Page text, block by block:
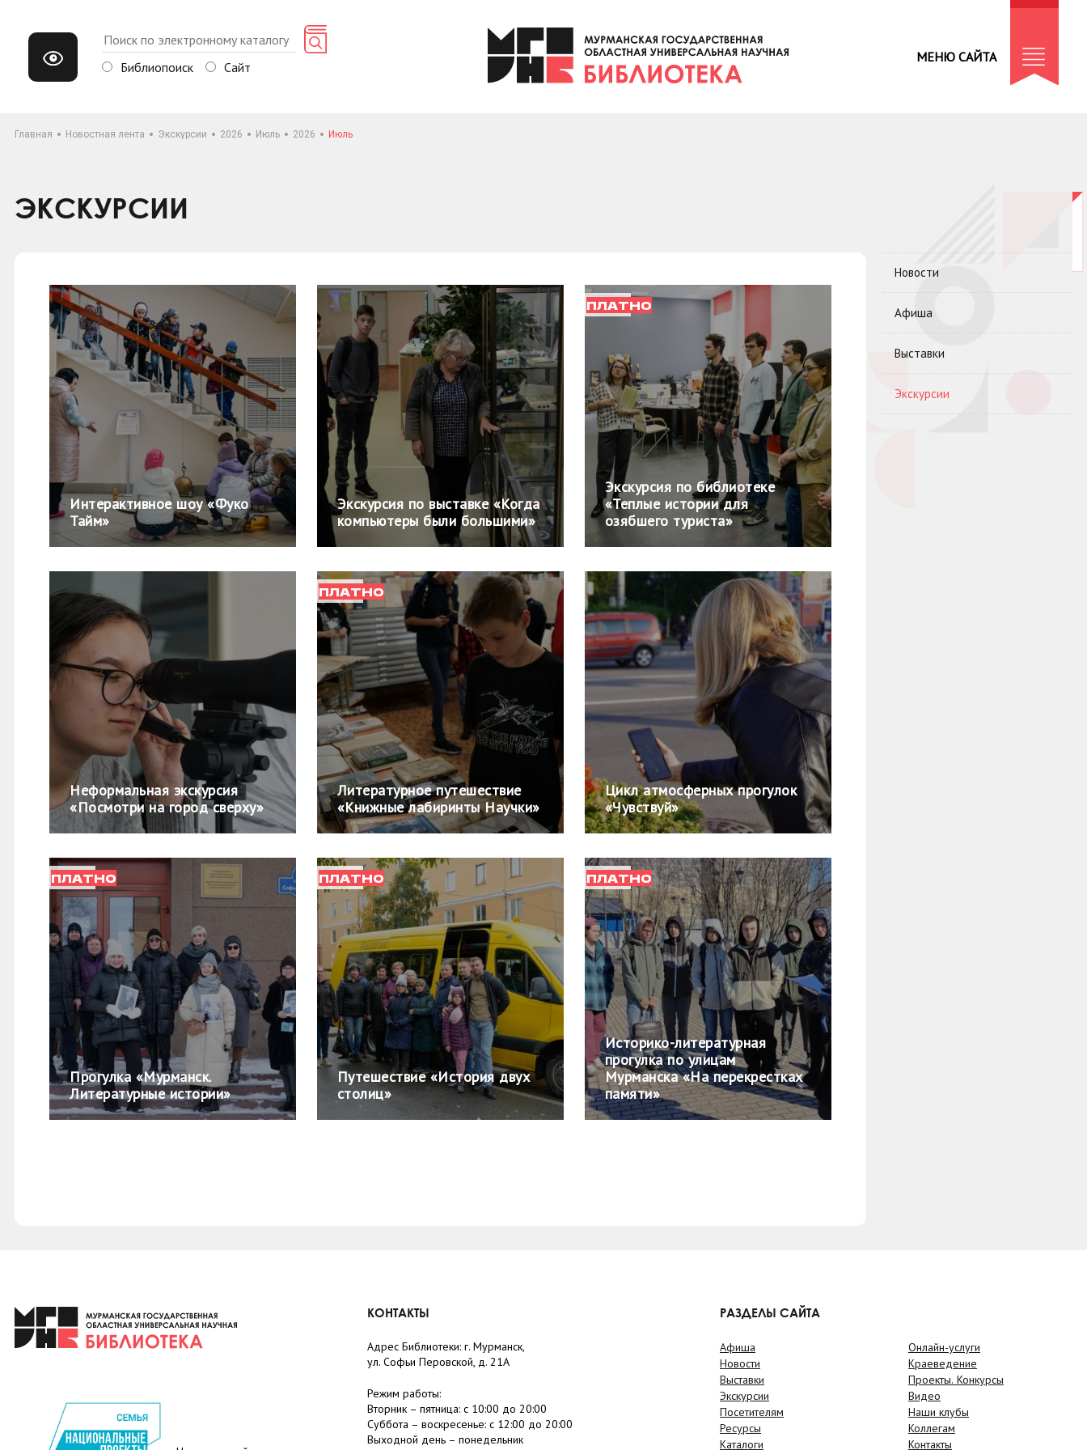
Библиопоиск Сайт
МЕНЮ САЙТА
Главная Новостная лента Экскурсии 2026 Июль 2026 Июль
ЭКСКУРСИИ
Интерактивное шоу «Фуко
Тайм»
Экскурсия по выставке «Когда
компьютеры были большими»
ПЛАТНО
Экскурсия по библиотеке
«Теплые истории для
озябшего туриста»
Неформальная экскурсия
«Посмотри на город сверху»
ПЛАТНО
Литературное путешествие
«Книжные лабиринты Научки»
Цикл атмосферных прогулок
«Чувствуй»
ПЛАТНО
Прогулка «Мурманск.
Литературные истории»
ПЛАТНО
Путешествие «История двух
столиц»
ПЛАТНО
Историко-литературная
прогулка по улицам
Мурманска «На перекрестках
памяти»
Новости
Афиша
Выставки
Экскурсии
КОНТАКТЫ
Адрес Библиотеки: г. Мурманск,
ул. Софьи Перовской, д. 21А
Режим работы:
Вторник – пятница: с 10:00 до 20:00
Суббота – воскресенье: c 12:00 до 20:00
Выходной день – понедельник
РАЗДЕЛЫ САЙТА
Афиша
Новости
Выставки
Экскурсии
Посетителям
Ресурсы
Каталоги
Онлайн-услуги
Краеведение
Проекты. Конкурсы
Видео
Наши клубы
Коллегам
Контакты